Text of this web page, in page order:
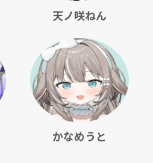
天ノ咲ねん
かなめうと